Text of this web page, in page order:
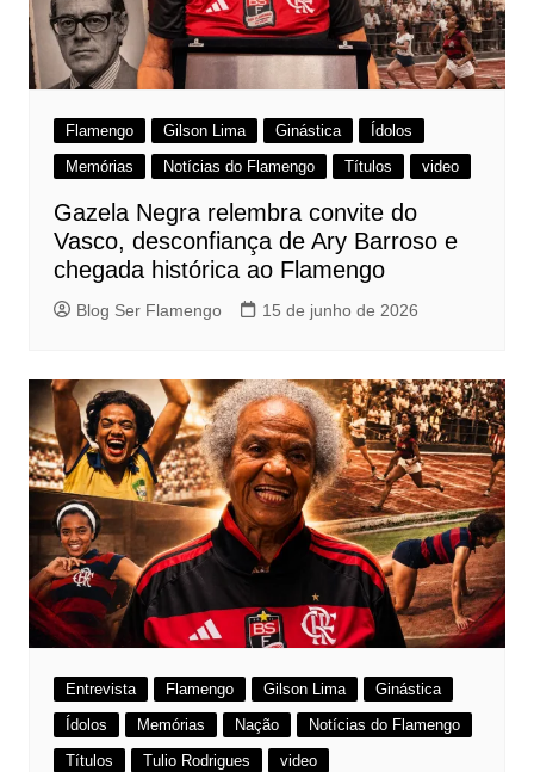
Flamengo Gilson Lima Ginástica
Ídolos
Memórias
Notícias do Flamengo Títulos video
Gazela Negra relembra convite do
Vasco, desconfiança de Ary Barroso e
chegada histórica ao Flamengo
Blog Ser Flamengo 15 de junho de 2026
Entrevista Flamengo Gilson Lima
Ginástica
Ídolos
Memórias Nação
Notícias do Flamengo
Títulos
Tulio Rodrigues video